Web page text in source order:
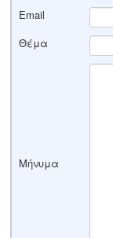
Email
Θέμα
Μήνυμα